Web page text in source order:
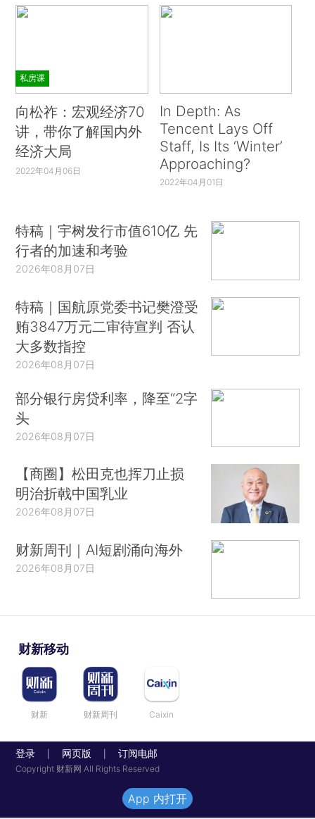
私房课
向松祚：宏观经济70
讲，带你了解国内外
经济大局
2022年04月06日
In Depth: As
Tencent Lays Off
Staff, Is Its ‘Winter’
Approaching?
2022年04月01日
特稿｜宇树发行市值610亿 先
行者的加速和考验
2026年08月07日
特稿｜国航原党委书记樊澄受
贿3847万元二审待宣判 否认
大多数指控
2026年08月07日
部分银行房贷利率，降至“2字
头
2026年08月07日
【商圈】松田克也挥刀止损
明治折戟中国乳业
2026年08月07日
财新周刊｜AI短剧涌向海外
2026年08月07日
财新移动
财新 财新周刊 Caixin
登录 网页版 订阅电邮
Copyright 财新网 All Rights Reserved
App 内打开